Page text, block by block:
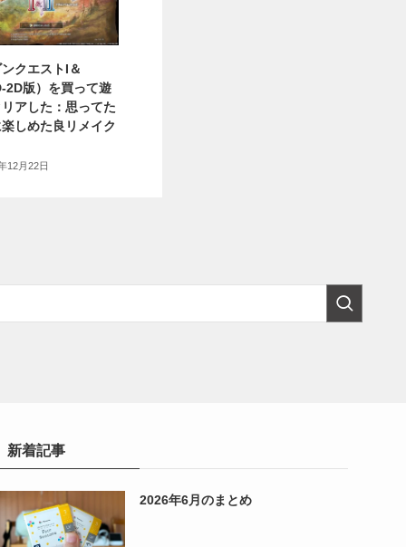
クエストI＆
2D版）を買って遊
アした：思ってた
しめた良リメイク
12月22日
新着記事
2026年6月のまとめ